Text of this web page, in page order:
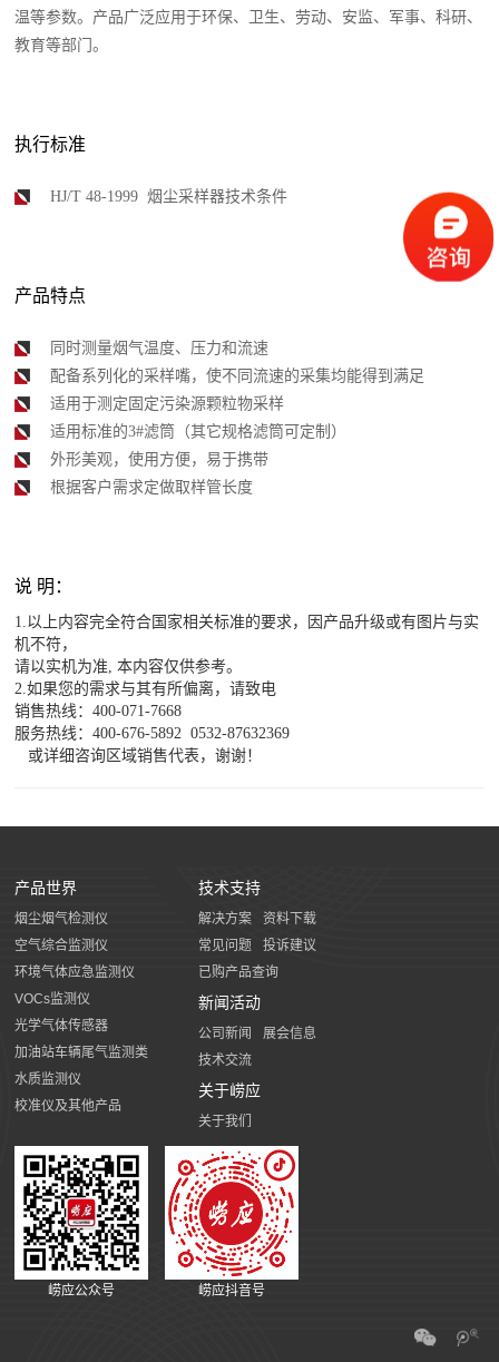
温等参数。产品广泛应用于环保、卫生、劳动、安监、军事、科研、
教育等部门。
执行标准
HJ/T 48-1999 烟尘采样器技术条件
产品特点
同时测量烟气温度、压力和流速
配备系列化的采样嘴，使不同流速的采集均能得到满足
适用于测定固定污染源颗粒物采样
适用标准的3#滤筒（其它规格滤筒可定制）
外形美观，使用方便，易于携带
根据客户需求定做取样管长度
说 明：
1.以上内容完全符合国家相关标准的要求，因产品升级或有图片与实
机不符，
请以实机为准, 本内容仅供参考。
2.如果您的需求与其有所偏离，请致电
销售热线：400-071-7668
服务热线：400-676-5892 0532-87632369
或详细咨询区域销售代表，谢谢！
产品世界
烟尘烟气检测仪
空气综合监测仪
环境气体应急监测仪
VOCs监测仪
光学气体传感器
加油站车辆尾气监测类
水质监测仪
校准仪及其他产品
技术支持
解决方案
资料下载
常见问题
投诉建议
已购产品查询
新闻活动
公司新闻
展会信息
技术交流
关于崂应
关于我们
崂应公众号 崂应抖音号